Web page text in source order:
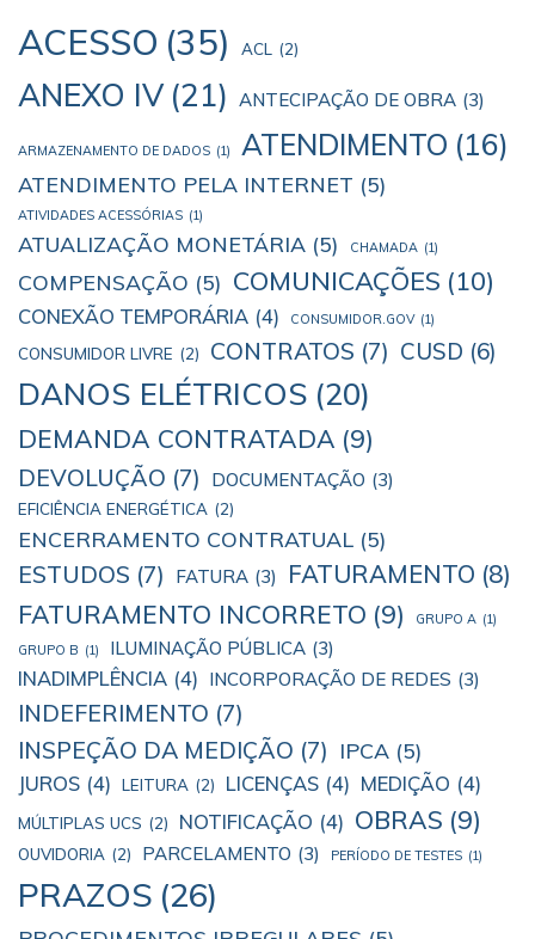
ACESSO (35) ACL (2)
ANEXO IV (21) ANTECIPAÇÃO DE OBRA (3)
ARMAZENAMENTO DE DADOS (1) ATENDIMENTO (16)
ATENDIMENTO PELA INTERNET (5)
ATIVIDADES ACESSÓRIAS (1)
ATUALIZAÇÃO MONETÁRIA (5) CHAMADA (1)
COMPENSAÇÃO (5) COMUNICAÇÕES (10)
CONEXÃO TEMPORÁRIA (4) CONSUMIDOR.GOV (1)
CONSUMIDOR LIVRE (2) CONTRATOS (7) CUSD (6)
DANOS ELÉTRICOS (20)
DEMANDA CONTRATADA (9)
DEVOLUÇÃO (7) DOCUMENTAÇÃO (3)
EFICIÊNCIA ENERGÉTICA (2)
ENCERRAMENTO CONTRATUAL (5)
ESTUDOS (7) FATURA (3) FATURAMENTO (8)
FATURAMENTO INCORRETO (9) GRUPO A (1)
GRUPO B (1) ILUMINAÇÃO PÚBLICA (3)
INADIMPLÊNCIA (4) INCORPORAÇÃO DE REDES (3)
INDEFERIMENTO (7)
INSPEÇÃO DA MEDIÇÃO (7) IPCA (5)
JUROS (4) LEITURA (2) LICENÇAS (4) MEDIÇÃO (4)
MÚLTIPLAS UCS (2) NOTIFICAÇÃO (4) OBRAS (9)
OUVIDORIA (2) PARCELAMENTO (3) PERÍODO DE TESTES (1)
PRAZOS (26)